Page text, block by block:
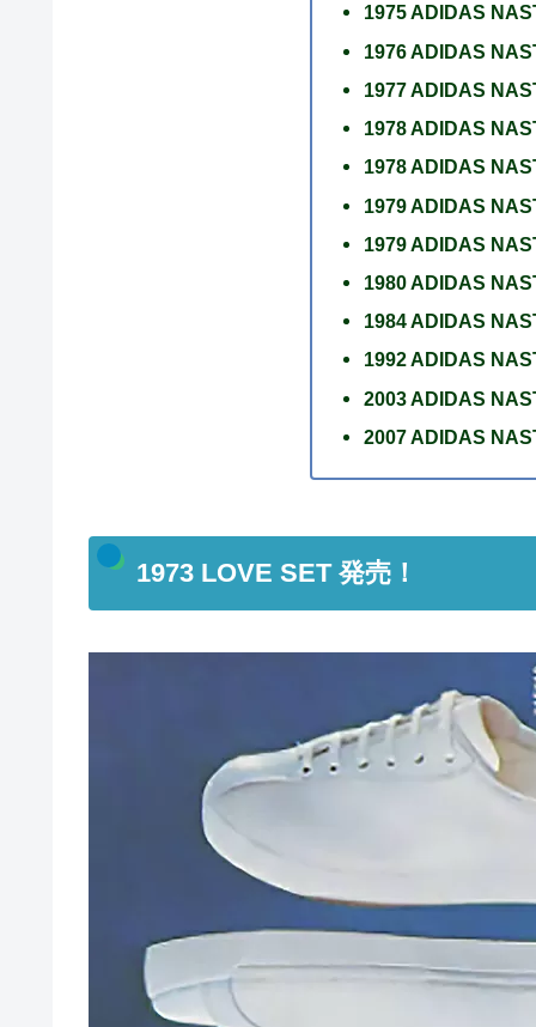
1975 ADIDAS
1976 ADIDAS
1977 ADIDAS
1978 ADIDAS
1978 ADIDAS
1979 ADIDAS
1979 ADIDAS
1980 ADIDAS
1984 ADIDAS
1992 ADIDAS
2003 ADIDAS
2007 ADIDAS
1973 LOVE SET 発売！